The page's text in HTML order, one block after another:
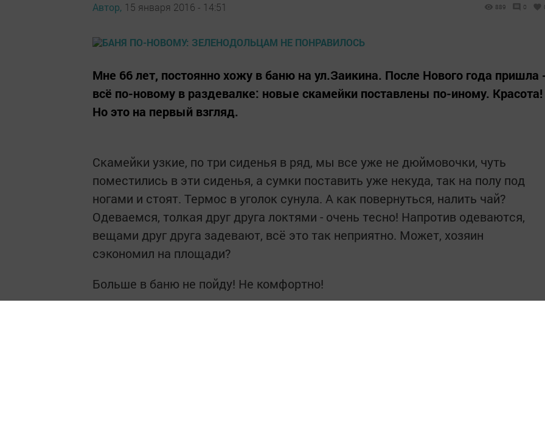
Автор, 15 января 2016 - 14:51 889 0
Мне 66 лет, постоянно хожу в баню на ул.Заикина. После Нового года пришла
всё по-новому в раздевалке: новые скамейки поставлены по-иному. Красота!
Но это на первый взгляд.
Скамейки узкие, по три сиденья в ряд, мы все уже не дюймовочки, чуть
поместились в эти сиденья, а сумки поставить уже некуда, так на полу под
ногами и стоят. Термос в уголок сунула. А как повернуться, налить чай?
Одеваемся, толкая друг друга локтями - очень тесно! Напротив одеваются,
вещами друг друга задевают, всё это так неприятно. Может, хозяин
сэкономил на площади?
Больше в баню не пойду! Не комфортно!